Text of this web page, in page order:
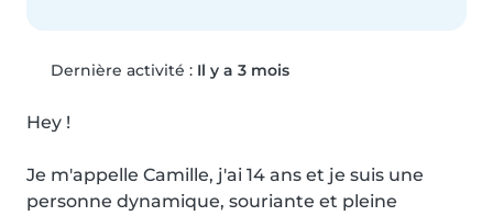
Dernière activité : Il y a 3 mois
Hey !
Je m'appelle Camille, j'ai 14 ans et je suis une
personne dynamique, souriante et pleine